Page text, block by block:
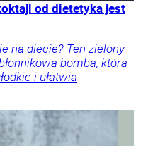
od dietetyka jest
na diecie? Ten zielony
bomba, która
i ułatwia